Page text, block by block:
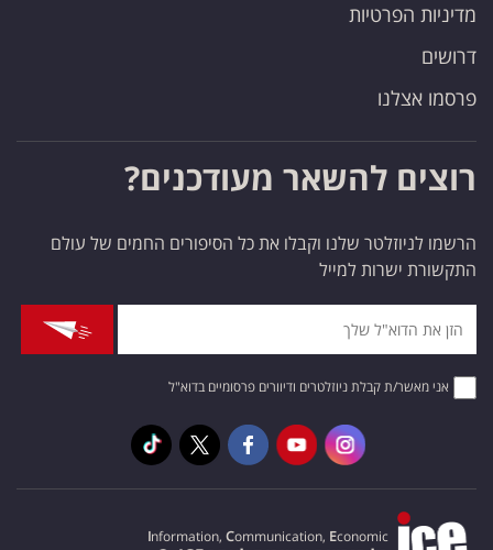
מדיניות הפרטיות
דרושים
פרסמו אצלנו
רוצים להשאר מעודכנים?
הרשמו לניוזלטר שלנו וקבלו את כל הסיפורים החמים של עולם
התקשורת ישרות למייל
אני מאשר/ת קבלת ניוזלטרים ודיוורים פרסומיים בדוא"ל
Information, Communication, Economic